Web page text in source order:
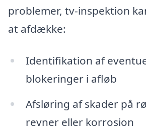
problemer, tv-inspektion
at afdække:
Identifikation af
blokeringer i afløb
Afsløring af skader på
revner eller korrosion